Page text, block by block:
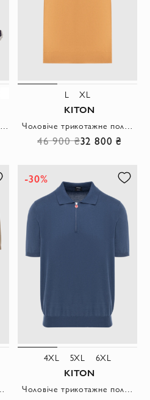
L XL
KITON
46 900 ₴32 800 ₴
-30%
4XL 5XL 6XL
KITON